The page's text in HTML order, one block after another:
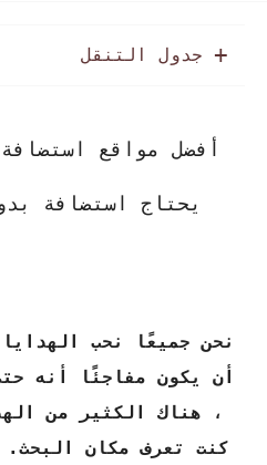
جدول التنقل
أفضل مواقع
يحتاج استضافة
نحن جميعًا نحب
أن يكون مفاجئًا أنه
، هناك الكثير من
كنت تعرف مكان